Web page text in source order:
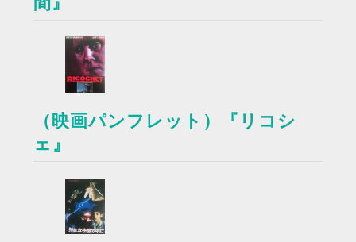
（映画パンフレット）『リコシ
ェ』